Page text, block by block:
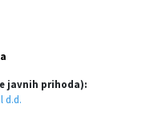
javnih prihoda):
d.d.